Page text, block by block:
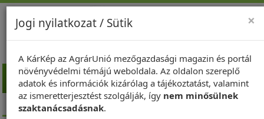
Kezdőlap
Mindeközben a földeken
×
Jogi nyilatkozat / Sütik
A KárKép az AgrárUnió mezőgazdasági magazin és portál
növényvédelmi témájú weboldala. Az oldalon szereplő
adatok és információk kizárólag a tájékoztatást, valamint
az ismeretterjesztést szolgálják, így nem minősülnek
szaktanácsadásnak.